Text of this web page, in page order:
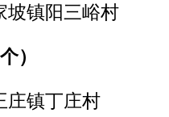
坡镇阳三峪村
）
庄镇丁庄村